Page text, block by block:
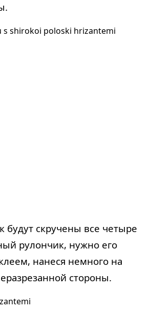
будут скручены все четыре
рулончик, нужно его
нанеся немного на
стороны.